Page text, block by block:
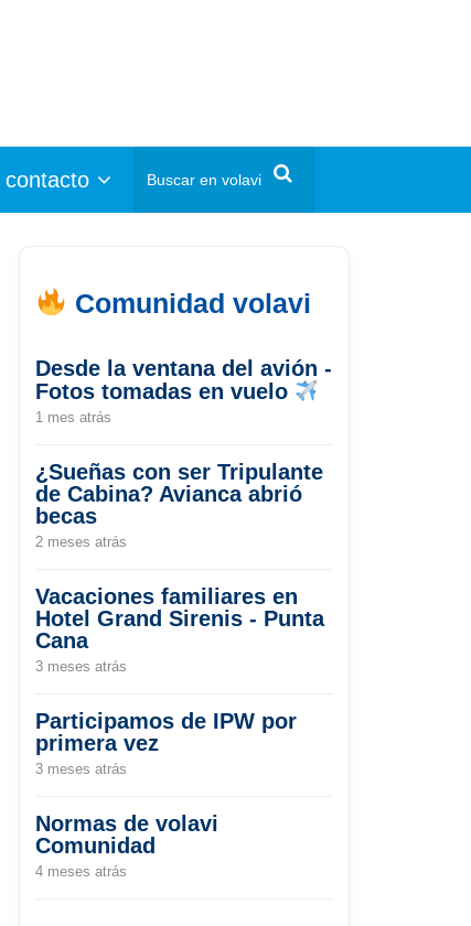
contacto
Comunidad volavi
Desde la ventana del avión -
Fotos tomadas en vuelo
1 mes atrás
¿Sueñas con ser Tripulante
de Cabina? Avianca abrió
becas
2 meses atrás
Vacaciones familiares en
Hotel Grand Sirenis - Punta
Cana
3 meses atrás
Participamos de IPW por
primera vez
3 meses atrás
Normas de volavi
Comunidad
4 meses atrás